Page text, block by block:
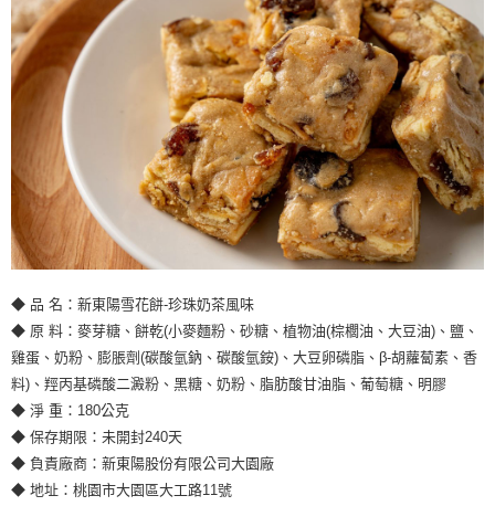
◆ 品 名：新東陽雪花餅-珍珠奶茶風味
◆ 原 料：麥芽糖、餅乾(小麥麵粉、砂糖、植物油(棕櫚油、大豆油)、鹽、
雞蛋、奶粉、膨脹劑(碳酸氫鈉、碳酸氫銨)、大豆卵磷脂、β-胡蘿蔔素、香
料)、羥丙基磷酸二澱粉、黑糖、奶粉、脂肪酸甘油脂、葡萄糖、明膠
◆ 淨 重：180公克
◆ 保存期限：未開封240天
◆ 負責廠商：新東陽股份有限公司大園廠
◆ 地址：桃園市大園區大工路11號